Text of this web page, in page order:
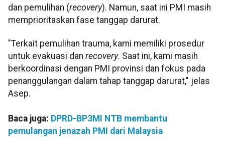
dan pemulihan (recovery). Namun, saat ini PMI masih
memprioritaskan fase tanggap darurat.
"Terkait pemulihan trauma, kami memiliki prosedur
untuk evakuasi dan recovery. Saat ini, kami masih
berkoordinasi dengan PMI provinsi dan fokus pada
penanggulangan dalam tahap tanggap darurat," jelas
Asep.
Baca juga: DPRD-BP3MI NTB membantu
pemulangan jenazah PMI dari Malaysia